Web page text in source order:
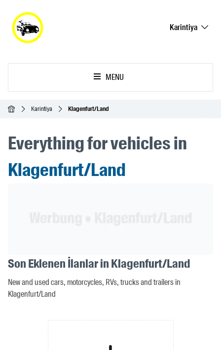
Karintiya
MENU
Ana SayfaKarintiya Klagenfurt/Land
Everything for vehicles in
Klagenfurt/Land
Son Eklenen İlanlar in Klagenfurt/Land
New and used cars, motorcycles, RVs, trucks and trailers in
Klagenfurt/Land